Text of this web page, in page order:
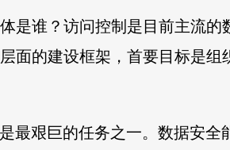
是谁？访问控制是目前主流
面的建设框架，首要目标是
最艰巨的任务之一。数据安全